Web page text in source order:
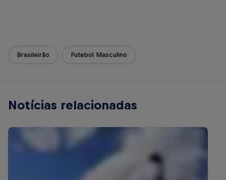
Brasileirão Futebol Masculino
Notícias relacionadas